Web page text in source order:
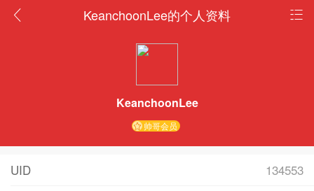
KeanchoonLee的个人资料
KeanchoonLee
帅哥会员
UID
134553